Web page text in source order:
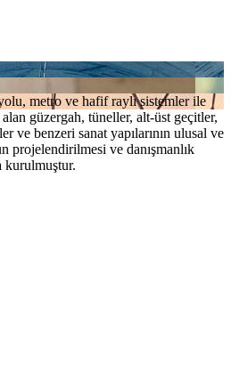
metro ve hafif raylı sistemler ile
güzergah, tüneller, alt-üst geçitler,
ve benzeri sanat yapılarının ulusal ve
projelendirilmesi ve danışmanlık
kurulmuştur.